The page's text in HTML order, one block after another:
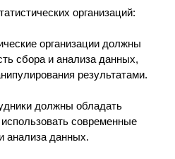
организаций:
организации должны
сбора и анализа данных,
результатами.
должны обладать
современные
анализа данных.